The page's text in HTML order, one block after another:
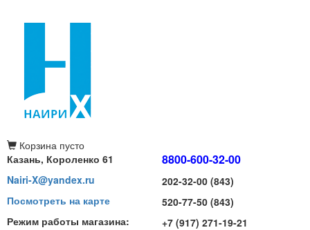
Корзина пусто
Казань, Короленко 61
Nairi-X@yandex.ru
Посмотреть на карте
Режим работы магазина:
8800-600-32-00
202-32-00 (843)
520-77-50 (843)
+7 (917) 271-19-21